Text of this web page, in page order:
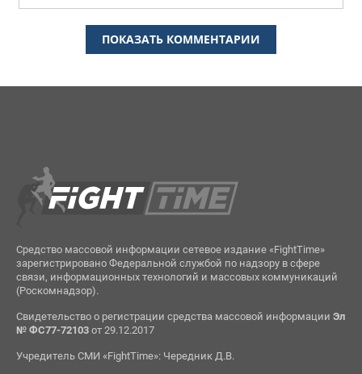
ПОКАЗАТЬ КОММЕНТАРИИ
Средство массовой информации сетевое издание «FightTime»
зарегистрировано Федеральной службой по надзору в сфере
связи, информационных технологий и массовых коммуникаций
(Роскомнадзор).
Свидетельство о регистрации средства массовой информации Эл
№ ФС77-72103от 29.12.2017
Учредитель СМИ «FightTime»: Чередник Д.В.